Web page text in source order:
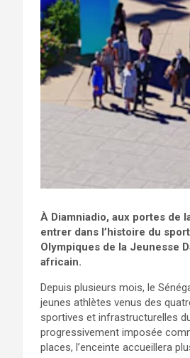
À Diamniadio, aux portes de
entrer dans l’histoire du
Olympiques de la Jeunesse
africain.
Depuis plusieurs mois, le
jeunes athlètes venus des
sportives et infrastructurelles
progressivement imposée
places, l’enceinte accueillera